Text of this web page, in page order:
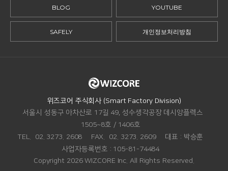
BLOG YOUTUBE
SAFELY 개인정보처리방침
위즈코어 주식회사 (Smart Factory Division)
서울시 성동구 아차산로 17길 49, 성수생각공장 데시앙플렉스
1505~8호 / 1406호
TEL.
02. 3273. 2608 FAX. 02. 3273. 2609 대표 : 박승훈
사업자등록번호 : 105-81-74484
Copyright 2026 WIZCORE Inc. All Rights Reserved.